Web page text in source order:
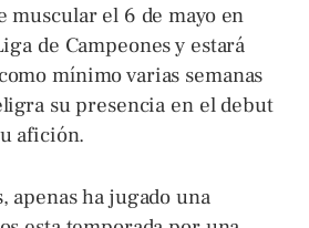
muscular el 6 de mayo en
de Campeones y estará
mínimo varias semanas
su presencia en el debut
afición.
apenas ha jugado una